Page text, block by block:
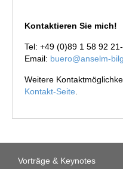
Kontaktieren Sie mich!
Tel: +49 (0)89 1 58 92
Email: buero@anselm-
Weitere
Kontakt-Seite
Vorträge & Keynotes